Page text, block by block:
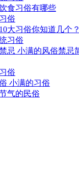
食习俗有哪些
俗
大习俗你知道几个？
习俗
忌 小满的风俗禁忌
俗
小满的习俗
气的民俗